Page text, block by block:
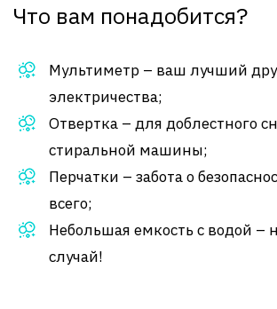
Что вам понадобится?
Мультиметр – ваш лучший
электричества;
Отвертка – для доблестного
стиральной машины;
Перчатки – забота о
всего;
Небольшая емкость с водой –
случай!